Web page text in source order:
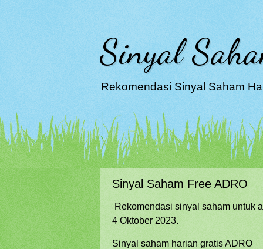
Sinyal
Rekomendasi Sinyal Saham
Sinyal Saham Free ADRO
Rekomendasi sinyal saham untuk
4 Oktober 2023.
Sinyal saham harian gratis ADRO